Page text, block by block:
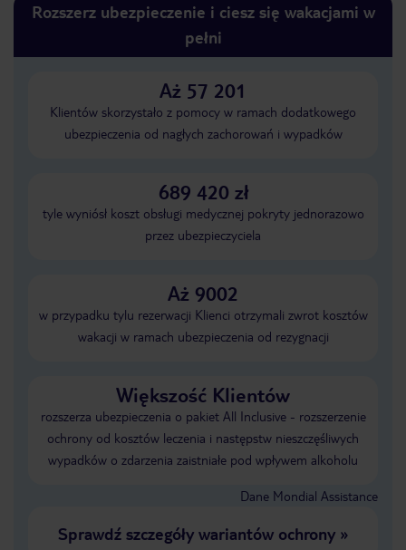
Rozszerz ubezpieczenie i ciesz się wakacjami w
pełni
Aż 57 201
Klientów skorzystało z pomocy w ramach dodatkowego
ubezpieczenia od nagłych zachorowań i wypadków
689 420 zł
tyle wyniósł koszt obsługi medycznej pokryty jednorazowo
przez ubezpieczyciela
Aż 9002
w przypadku tylu rezerwacji Klienci otrzymali zwrot kosztów
wakacji w ramach ubezpieczenia od rezygnacji
Większość Klientów
rozszerza ubezpieczenia o pakiet All Inclusive - rozszerzenie
ochrony od kosztów leczenia i następstw nieszczęśliwych
wypadków o zdarzenia zaistniałe pod wpływem alkoholu
Dane Mondial Assistance
Sprawdź szczegóły wariantów ochrony»